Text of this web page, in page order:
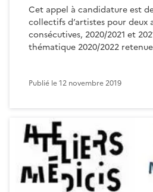
Cet appel à candidature est
collectifs d’artistes pour deux
consécutives, 2020/2021 et
thématique 2020/2022
Publié le12 novembre 2019